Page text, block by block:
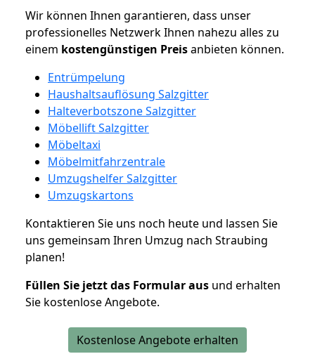
Wir können Ihnen garantieren, dass unser
professionelles Netzwerk Ihnen nahezu alles zu
einem kostengünstigen Preisanbieten können.
Entrümpelung
Haushaltsauflösung Salzgitter
Halteverbotszone Salzgitter
Möbellift Salzgitter
Möbeltaxi
Möbelmitfahrzentrale
Umzugshelfer Salzgitter
Umzugskartons
Kontaktieren Sie uns noch heute und lassen Sie
uns gemeinsam Ihren Umzug nach Straubing
planen!
Füllen Sie jetzt das Formular aus und erhalten
Sie kostenlose Angebote.
Kostenlose Angebote erhalten